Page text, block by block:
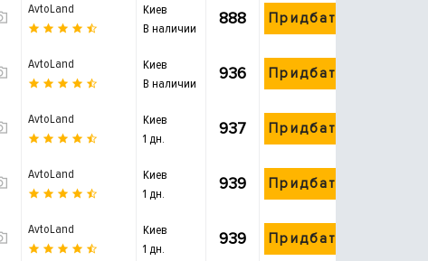
AvtoLand
Киев
В наличии
888 Придбати
AvtoLand
Киев
В наличии
936 Придбати
AvtoLand
Киев
1 дн.
937 Придбати
AvtoLand
Киев
1 дн.
939 Придбати
AvtoLand
Киев
1 дн.
939 Придбати